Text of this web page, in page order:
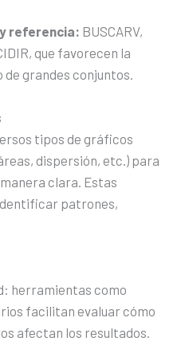
referencia: BUSCARV,
que favorecen la
grandes conjuntos.
tipos de gráficos
dispersión, etc.) para
clara. Estas
patrones,
herramientas como
facilitan evaluar cómo
afectan los resultados.